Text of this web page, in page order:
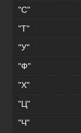
"С"
"Т"
"У"
"Ф"
"Х"
"Ц"
"Ч"